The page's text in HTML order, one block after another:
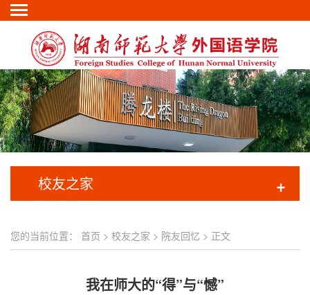
校友之家 +
您的当前位置： 首页 > 校友之家 > 院友回忆 > 正文
我在师大的“得”与“憾”